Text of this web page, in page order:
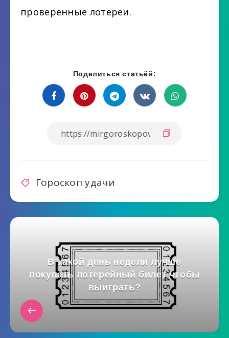
проверенные лотереи.
Поделиться статьёй:
Гороскоп удачи
В какой день недели лучше
покупать лотерейный билет чтобы
выиграть?